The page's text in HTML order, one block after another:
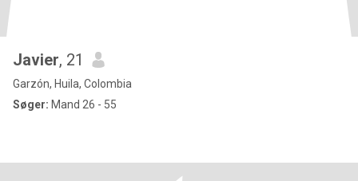
Javier, 21
Garzón, Huila, Colombia
Søger: Mand 26 - 55